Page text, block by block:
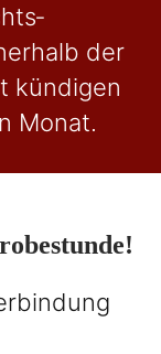
der
kündigen
Monat.